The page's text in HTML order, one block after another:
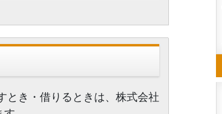
き・借りるときは、株式会社